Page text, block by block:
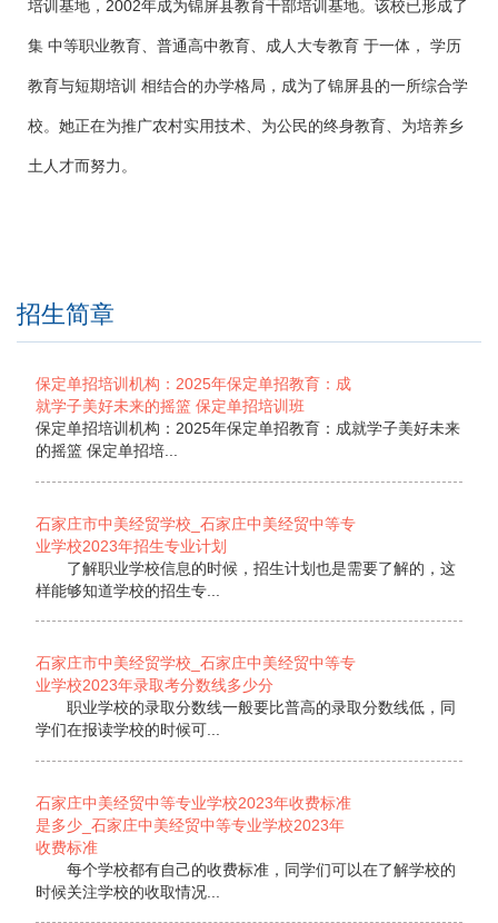
培训基地，2002年成为锦屏县教育干部培训基地。该校已形成了
集 中等职业教育、普通高中教育、成人大专教育 于一体， 学历
教育与短期培训 相结合的办学格局，成为了锦屏县的一所综合学
校。她正在为推广农村实用技术、为公民的终身教育、为培养乡
土人才而努力。
招生简章
保定单招培训机构：2025年保定单招教育：成
就学子美好未来的摇篮 保定单招培训班
保定单招培训机构：2025年保定单招教育：成就学子美好未来
的摇篮 保定单招培...
石家庄市中美经贸学校_石家庄中美经贸中等专
业学校2023年招生专业计划
了解职业学校信息的时候，招生计划也是需要了解的，这
样能够知道学校的招生专...
石家庄市中美经贸学校_石家庄中美经贸中等专
业学校2023年录取考分数线多少分
职业学校的录取分数线一般要比普高的录取分数线低，同
学们在报读学校的时候可...
石家庄中美经贸中等专业学校2023年收费标准
是多少_石家庄中美经贸中等专业学校2023年
收费标准
每个学校都有自己的收费标准，同学们可以在了解学校的
时候关注学校的收取情况...